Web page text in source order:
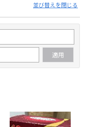
並び替えを閉じる